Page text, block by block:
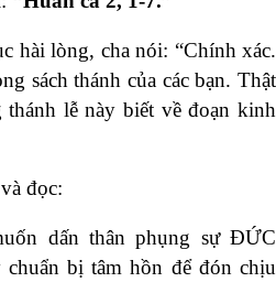
hài lòng, cha nói: “Chính xác.
sách thánh của các bạn. Thật
lễ này biết về đoạn kinh
đọc:
dấn thân phụng sự ĐỨC
bị tâm hồn để đón chịu